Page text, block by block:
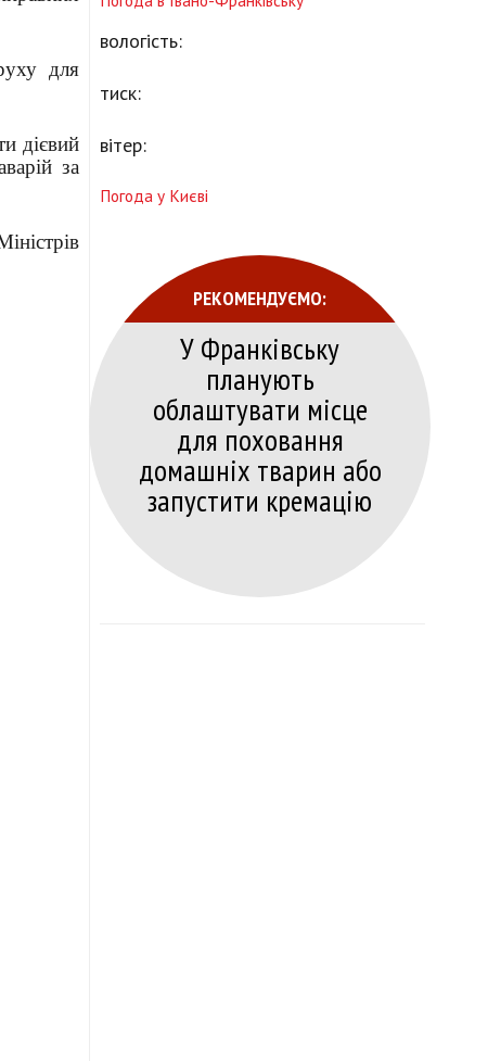
для
дієвий
за
вологість:
тиск:
вітер:
Погода у Києві
РЕКОМЕНДУЄМО:
У Франківську
планують
облаштувати місце
для поховання
домашніх тварин або
запустити кремацію